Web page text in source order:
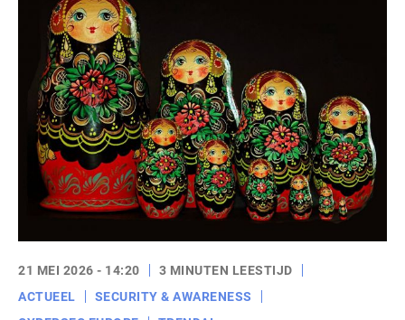
21 MEI 2026 - 14:20
3 MINUTEN LEESTIJD
ACTUEEL
SECURITY & AWARENESS